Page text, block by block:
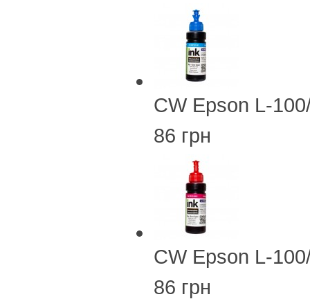
CW Epson L-
86 грн
CW Epson L-
86 грн